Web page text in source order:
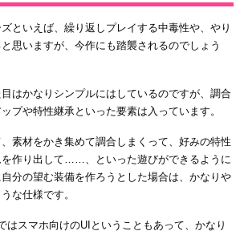
といえば、繰り返しプレイする中毒性や、やり
思いますが、今作にも踏襲されるのでしょう
はかなりシンプルにはしているのですが、調合
プや特性継承といった要素は入っています。
素材をかき集めて調合しまくって、好みの特性
を作り出して……、といった遊びができるように
分の望む装備を作ろうとした場合は、かなりや
な仕様です。
スマホ向けのUIということもあって、かなり